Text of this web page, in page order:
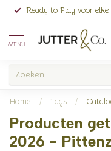
Ready to Play voor elke
MENU
Home / Tags /
Producten
2026 -